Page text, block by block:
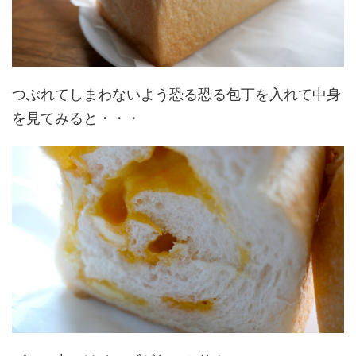
つぶれてしまわないよう恐る恐る包丁を入れて中身
を見てみると・・・